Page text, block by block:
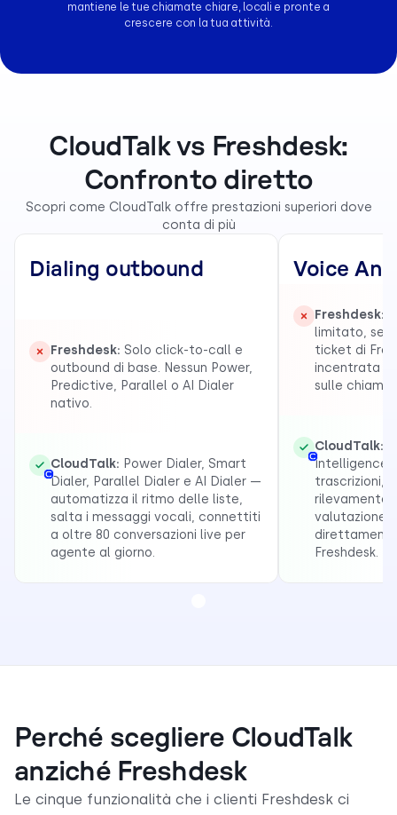
mantiene le tue chiamate chiare, locali e pronte a
crescere con la tua attività.
CloudTalk vs Freshdesk:
Confronto diretto
Scopri come CloudTalk offre prestazioni superiori dove
conta di più
Dialing outbound
Freshdesk: Solo click-to-call e
outbound di base. Nessun Power,
Predictive, Parallel o AI Dialer
nativo.
CloudTalk: Power Dialer, Smart
Dialer, Parallel Dialer e AI Dialer —
automatizza il ritmo delle liste,
salta i messaggi vocali, connettiti
a oltre 80 conversazioni live per
agente al giorno.
Voice
Freshdesk:
limitato,
ticket di
incentrata
sulle
CloudTalk:
Intelligence
trascrizioni,
rilevamento
valutazione
Freshdesk.
Perché scegliere CloudTalk
anziché Freshdesk
Le cinque funzionalità che i clienti Freshdesk ci